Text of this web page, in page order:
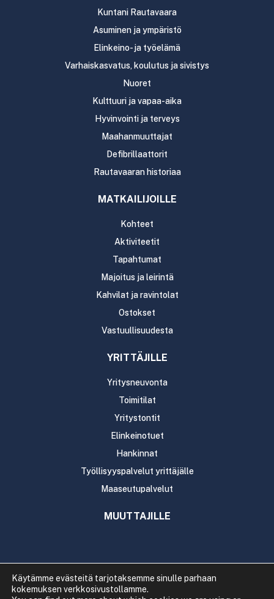
Kuntani Rautavaara
Asuminen ja ympäristö
Elinkeino- ja työelämä
Varhaiskasvatus, koulutus ja sivistys
Nuoret
Kulttuuri ja vapaa-aika
Hyvinvointi ja terveys
Maahanmuuttajat
Defibrillaattorit
Rautavaaran historiaa
MATKAILIJOILLE
Kohteet
Aktiviteetit
Tapahtumat
Majoitus ja leirintä
Kahvilat ja ravintolat
Ostokset
Vastuullisuudesta
YRITTÄJILLE
Yritysneuvonta
Toimitilat
Yritystontit
Elinkeinotuet
Hankinnat
Työllisyyspalvelut yrittäjälle
Maaseutupalvelut
MUUTTAJILLE
Copyright 2020 Rautavaaran kunta
Käytämme evästeitä tarjotaksemme sinulle parhaan
kokemuksen verkkosivustollamme.